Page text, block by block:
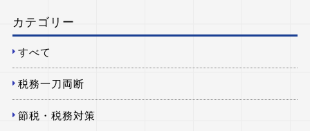
カテゴリー
すべて
税務一刀両断
節税・税務対策